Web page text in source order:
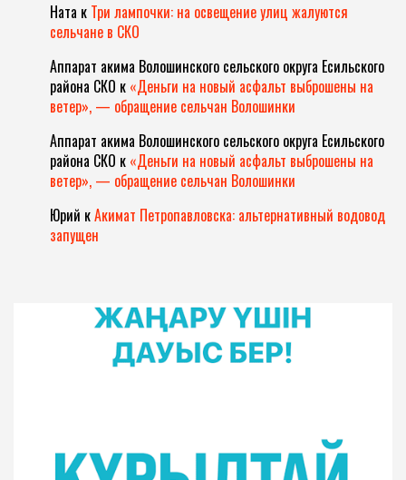
Ната к Три лампочки: на освещение улиц жалуются
сельчане в СКО
Аппарат акима Волошинского сельского округа Есильского
района СКО к «Деньги на новый асфальт выброшены на
ветер», — обращение сельчан Волошинки
Аппарат акима Волошинского сельского округа Есильского
района СКО к «Деньги на новый асфальт выброшены на
ветер», — обращение сельчан Волошинки
Юрий кАкимат Петропавловска: альтернативный водовод
запущен